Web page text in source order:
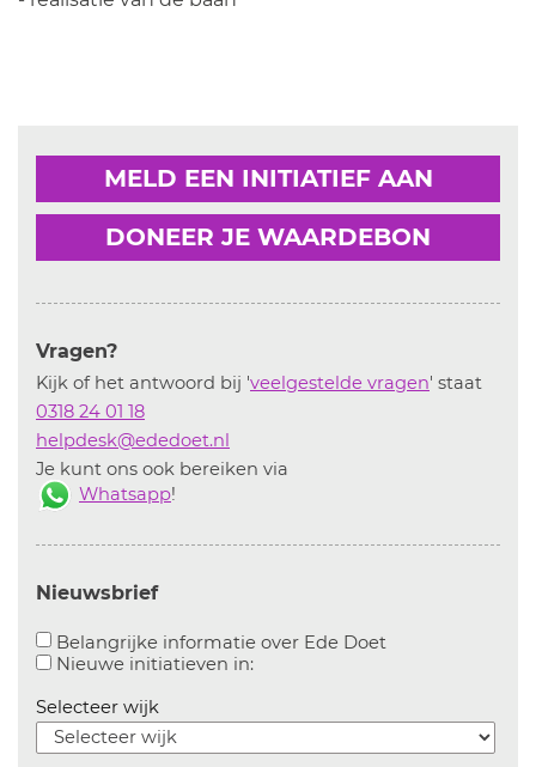
MELD EEN INITIATIEF AAN
DONEER JE WAARDEBON
Vragen?
Kijk of het antwoord bij 'veelgestelde vragen' staat
0318 24 01 18
helpdesk@ededoet.nl
Je kunt ons ook bereiken via
Whatsapp!
Nieuwsbrief
Belangrijke informatie over Ede Doet
Nieuwe initiatieven in:Aanvinken om informatie over
Selecteer wijk